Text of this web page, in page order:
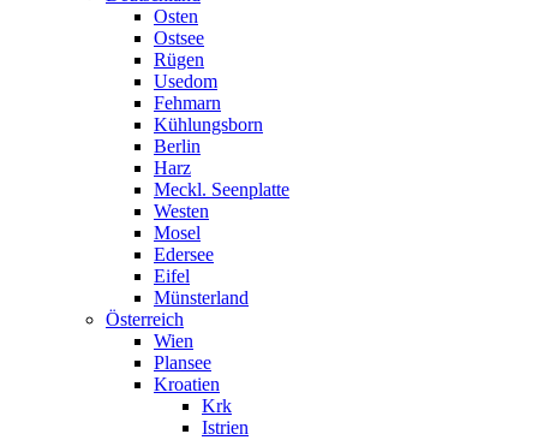
Osten
Ostsee
Rügen
Usedom
Fehmarn
Kühlungsborn
Berlin
Harz
Meckl. Seenplatte
Westen
Mosel
Edersee
Eifel
Münsterland
Österreich
Wien
Plansee
Kroatien
Krk
Istrien